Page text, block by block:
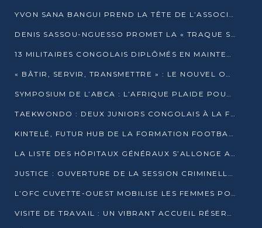
YVON SANA BANGUI PREND LA TÊTE DE L’ASSOCIATION DES BANQUES CENTRALES AFRICAINES
DENIS SASSOU-NGUESSO PROMET LA « TRAQUE SANS RELÂCHE » DU GRAND BANDITISME
13 MILITAIRES CONGOLAIS DIPLÔMÉS EN MAINTENANCE INDUSTRIELLE APRÈS TROIS ANS DE FORMATION À L’UNIVERSITÉ MARIEN-NGOUABI
« BÂTIR, SERVIR, TRANSMETTRE » : LE NOUVEL OUVRAGE QUI INTERPELLE LES COLLECTIVITÉS
SYMPOSIUM DE L’ABCA : L’AFRIQUE PLAIDE POUR UN FINANCEMENT CLIMATIQUE ÉQUITABLE
TAEKWONDO : DEUX JUNIORS CONGOLAIS À LA FINALE D’OPEN SYRIES 2025 À ABIDJAN
KINTELÉ, FUTUR HUB DE LA FORMATION FOOTBALLISTIQUE AFRICAINE ?
LA LISTE DES HÔPITAUX GÉNÉRAUX S’ALLONGE AU CONGO
JUSTICE : OUVERTURE DE LA SESSION CRIMINELLE À BRAZZAVILLE AVEC 52 DOSSIERS AU RÔLE
L’OFC CUVETTE-OUEST MOBILISE LES FEMMES POUR ACCUEILLIR LE PRÉSIDENT DE LA RÉPUBLIQUE
VISITE DE TRAVAIL : UN VIBRANT ACCUEIL RÉSERVÉ À DENIS SASSOU-N’GUESSO PAR L’ASSOCIATION « LES AMIS DE WOMO »